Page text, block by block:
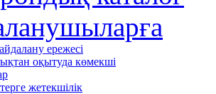
ережесі
оқытуда көмекші
жетекшілік